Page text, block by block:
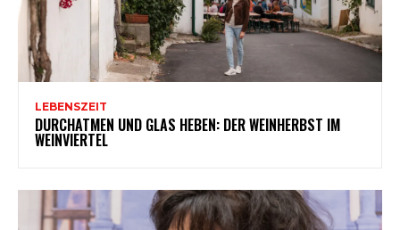
LEBENSZEIT
DURCHATMEN UND GLAS HEBEN: DER WEINHERBST IM
WEINVIERTEL